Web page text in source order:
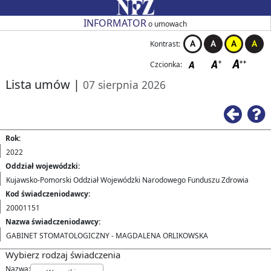
Przejdź do strony głównejINFORMATORo umowach
Kontrast:
Czcionka:
Lista umów | 07 sierpnia 2026
Rok:
2022
Oddział wojewódzki:
Kujawsko-Pomorski Oddział Wojewódzki Narodowego Funduszu Zdrowia
Kod świadczeniodawcy:
20001151
Nazwa świadczeniodawcy:
GABINET STOMATOLOGICZNY - MAGDALENA ORLIKOWSKA
Wybierz rodzaj świadczenia
Nazwa: